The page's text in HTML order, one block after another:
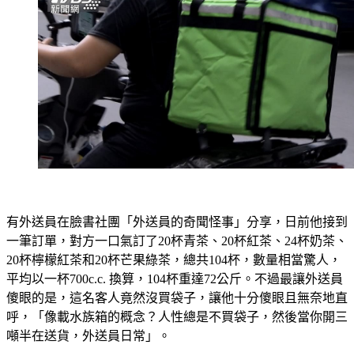
有外送員在臉書社團「外送員的奇聞怪事」分享，日前他接到
一筆訂單，對方一口氣訂了20杯青茶、20杯紅茶、24杯奶茶、
20杯檸檬紅茶和20杯芒果綠茶，總共104杯，數量相當驚人，
平均以一杯700c.c. 換算，104杯重達72公斤。不過最讓外送員
傻眼的是，這名客人竟然沒買袋子，讓他十分傻眼且無奈地直
呼，「像載水族箱的概念？人性總是不買袋子，然後當你開三